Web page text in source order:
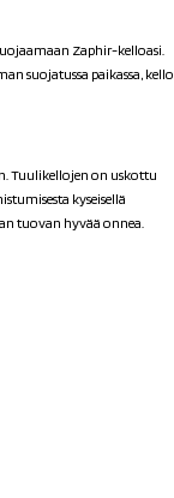
Zaphir-kelloasi.
suojatussa paikassa, kello
Tuulikellojen on uskottu
kyseisellä
tuovan hyvää onnea.